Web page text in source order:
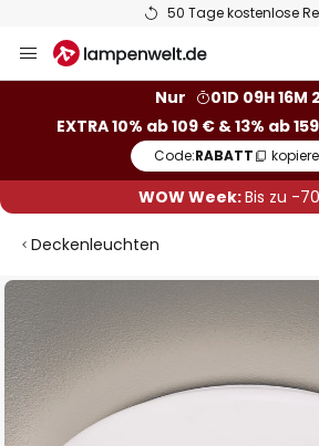
50 Tage kostenlose
Inhalt
Nur
01D 09H 16M
EXTRA 10% ab 109 € & 13% ab
Code:RABATT
WOW Week:Bis zu -
Deckenleuchten
Zum
Ende
der
Bildgalerie
springen